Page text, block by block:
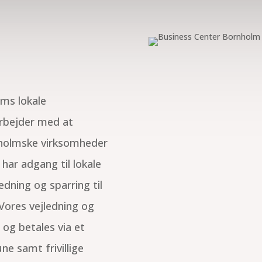
lokale
med at
virksomheder
adgang til lokale
og sparring til
vejledning og
betales via et
samt frivillige